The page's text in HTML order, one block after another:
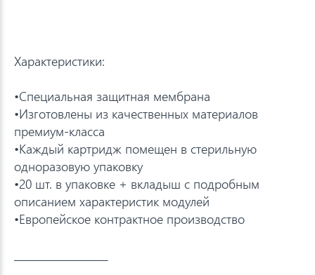
Характеристики:
•Специальная защитная мембрана
•Изготовлены из качественных материалов
премиум-класса
•Каждый картридж помещен в стерильную
одноразовую упаковку
•20 шт. в упаковке + вкладыш с подробным
описанием характеристик модулей
•Европейское контрактное производство